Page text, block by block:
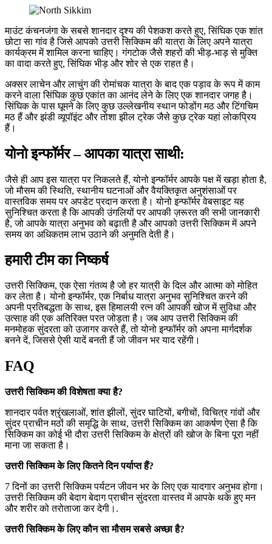
माउंट कंचनजंगा के सबसे शानदार दृश्य की पेशकश करते हुए, सिंघिक एक शांत
छोटा सा गांव है जिसे आपको उत्तरी सिक्किम की यात्रा के लिए अपने यात्रा
कार्यक्रम में शामिल करना चाहिए। गंगटोक जैसे शहरों की भीड़-भाड़ से मुक्ति
का वादा करते हुए, सिंघिक भीड़ और शोर से एक राहत है।
अक्सर लाचेन और लाचुंग की रोमांचक यात्रा के बाद एक पड़ाव के रूप में काम
करने वाला सिंघिक कुछ एकांत का आनंद लेने के लिए एक शानदार जगह है।
सिंघिक के पास घूमने के लिए कुछ उल्लेखनीय स्थान फोडोंग मठ और टिंगचिम
मठ हैं और झंडी व्यूपॉइंट और तोशा झील ट्रेक जैसे कुछ ट्रेक यहां लोकप्रिय
हैं।
योनो इन्फॉर्मर – आपका यात्रा साथी:
जैसे ही आप इस यात्रा पर निकलते हैं, योनो इन्फॉर्मर आपके पक्ष में खड़ा होता है,
जो मौसम की स्थिति, स्थानीय घटनाओं और वैयक्तिकृत अनुशंसाओं पर
वास्तविक समय पर अपडेट प्रदान करता है। योनो इन्फॉर्मर वेबसाइट यह
सुनिश्चित करता है कि आपकी उंगलियों पर आपकी ज़रूरत की सभी जानकारी
है, जो आपके यात्रा अनुभव को बढ़ाती है और आपको उत्तरी सिक्किम में अपने
समय का अधिकतम लाभ उठाने की अनुमति देती है।
हमारी टीम का निष्कर्ष
उत्तरी सिक्किम, एक ऐसा गंतव्य है जो हर यात्री के दिल और आत्मा को मोहित
कर लेता है। योनो इन्फॉर्मर, एक निर्बाध यात्रा अनुभव सुनिश्चित करने की
अपनी प्रतिबद्धता के साथ, इस हिमालयी रत्न की आपकी खोज में सुविधा और
उत्साह की एक अतिरिक्त परत जोड़ता है। जब आप उत्तरी सिक्किम की
मनमोहक सुंदरता को उजागर करते हैं, तो योनो इन्फॉर्मर को अपना मार्गदर्शक
बनने दें, जिससे ऐसी यादें बनती हैं जो जीवन भर याद रहेंगी।
FAQ
उत्तरी सिक्किम की विशेषता क्या है?
शानदार पर्वत श्रृंखलाओं, शांत झीलों, सुंदर घाटियों, बगीचों, विचित्र गांवों और
सुंदर प्राचीन मठों की समृद्धि के साथ, उत्तरी सिक्किम का आकर्षण ऐसा है कि
सिक्किम का कोई भी दौरा उत्तरी सिक्किम के क्षेत्रों की खोज के बिना पूरा नहीं
माना जा सकता है।
उत्तरी सिक्किम के लिए कितने दिन पर्याप्त हैं?
7 दिनों का उत्तरी सिक्किम पर्यटन जीवन भर के लिए एक यादगार अनुभव होगा।
उत्तरी सिक्किम की बेदाग बेदाग प्राचीन सुंदरता वास्तव में आपके थके हुए मन
और शरीर को तरोताजा कर देगी।.
उत्तरी सिक्किम के लिए कौन सा मौसम सबसे अच्छा है?